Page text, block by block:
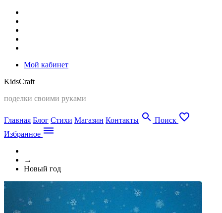
Мой кабинет
KidsCraft
поделки своими руками
Главная Блог Стихи Магазин Контакты search Поиск favorite_border
Избранное dehaze
→
Новый год